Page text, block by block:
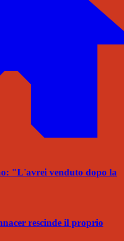
"L'avrei venduto dopo la
rescinde il proprio